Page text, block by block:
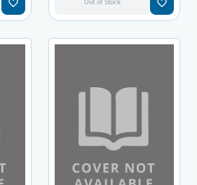
favorite_border Out of Stock favorite_border